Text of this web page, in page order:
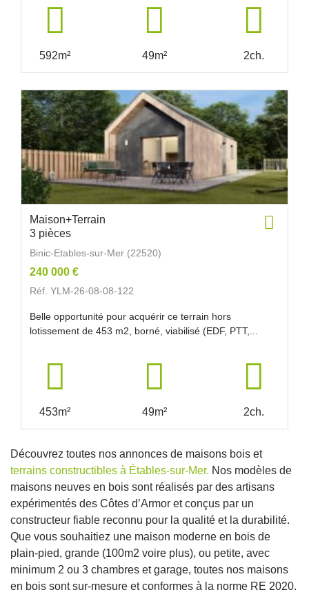
592m² 49m² 2ch.
Maison+Terrain
3 pièces
Binic-Etables-sur-Mer (22520)
240 000 €
Réf. YLM-26-08-08-122
Belle opportunité pour acquérir ce terrain hors
lotissement de 453 m2, borné, viabilisé (EDF, PTT,...
453m² 49m² 2ch.
Découvrez toutes nos annonces de maisons bois et
terrains constructibles à Étables-sur-Mer. Nos modèles de
maisons neuves en bois sont réalisés par des artisans
expérimentés des Côtes d’Armor et conçus par un
constructeur fiable reconnu pour la qualité et la durabilité.
Que vous souhaitiez une maison moderne en bois de
plain-pied, grande (100m2 voire plus), ou petite, avec
minimum 2 ou 3 chambres et garage, toutes nos maisons
en bois sont sur-mesure et conformes à la norme RE 2020.